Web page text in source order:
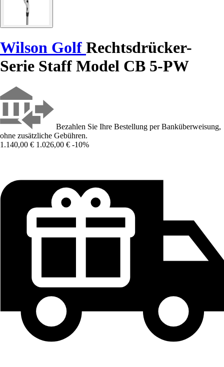
Wilson Golf Rechtsdrücker-
Serie Staff Model CB 5-PW
Bezahlen Sie Ihre Bestellung per Banküberweisung,
ohne zusätzliche Gebühren.
1.140,00 € 1.026,00 € -10%